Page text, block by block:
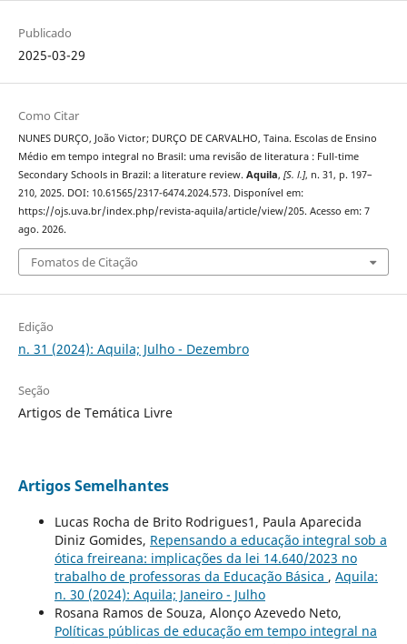
Publicado
2025-03-29
Como Citar
NUNES DURÇO, João Victor; DURÇO DE CARVALHO, Taina. Escolas de Ensino
Médio em tempo integral no Brasil: uma revisão de literatura : Full-time
Secondary Schools in Brazil: a literature review. Aquila, [S. l.], n. 31, p. 197–
210, 2025. DOI: 10.61565/2317-6474.2024.573. Disponível em:
https://ojs.uva.br/index.php/revista-aquila/article/view/205. Acesso em: 7
ago. 2026.
Fomatos de Citação
Edição
n. 31 (2024): Aquila; Julho - Dezembro
Seção
Artigos de Temática Livre
Artigos Semelhantes
Lucas Rocha de Brito Rodrigues1, Paula Aparecida
Diniz Gomides, Repensando a educação integral sob a
ótica freireana: implicações da lei 14.640/2023 no
trabalho de professoras da Educação Básica , Aquila:
n. 30 (2024): Aquila; Janeiro - Julho
Rosana Ramos de Souza, Alonço Azevedo Neto,
Políticas públicas de educação em tempo integral na